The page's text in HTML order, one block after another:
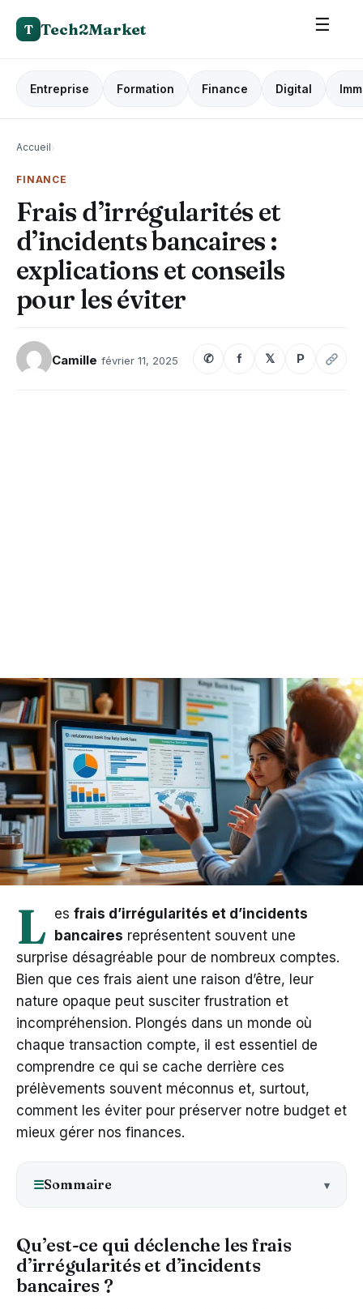
T Tech2Market ☰
Entreprise Formation Finance Digital
Accueil›
FINANCE
Frais d’irrégularités et
d’incidents bancaires :
explications et conseils
pour les éviter
Camille février 11, 2025 ✆ f 𝕏 P
L es frais d’irrégularités et d’incidents
bancaires représentent souvent une
surprise désagréable pour de nombreux comptes.
Bien que ces frais aient une raison d’être, leur
nature opaque peut susciter frustration et
incompréhension. Plongés dans un monde où
chaque transaction compte, il est essentiel de
comprendre ce qui se cache derrière ces
prélèvements souvent méconnus et, surtout,
comment les éviter pour préserver notre budget et
mieux gérer nos finances.
☰Sommaire
Qu’est-ce qui déclenche les frais
d’irrégularités et d’incidents
bancaires ?